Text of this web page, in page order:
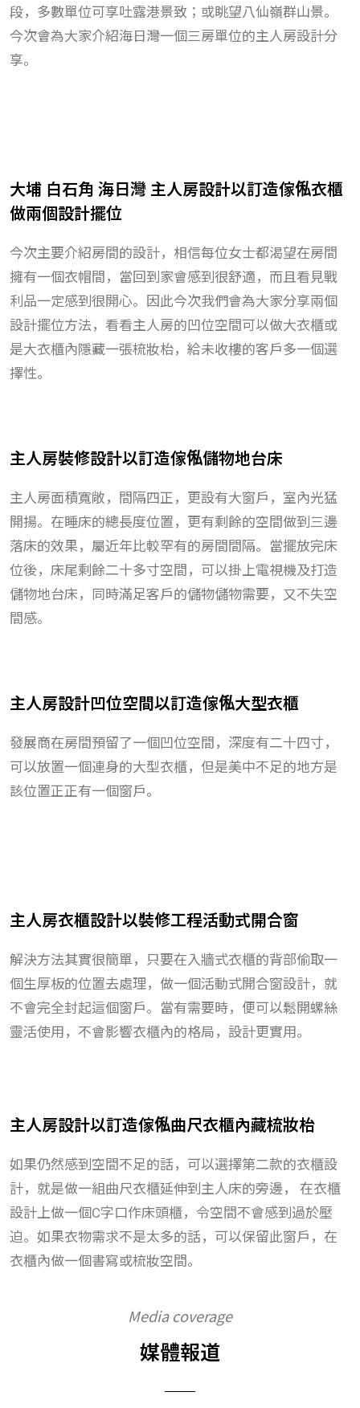
段，多數單位可享吐露港景致；或眺望八仙嶺群山景。
今次會為大家介紹海日灣一個三房單位的主人房設計分
享。
大埔 白石角 海日灣 主人房設計以訂造傢俬衣櫃
做兩個設計擺位
今次主要介紹房間的設計，相信每位女士都渴望在房間
擁有一個衣帽間，當回到家會感到很舒適，而且看見戰
利品一定感到很開心。因此今次我們會為大家分享兩個
設計擺位方法，看看主人房的凹位空間可以做大衣櫃或
是大衣櫃內隱藏一張梳妝枱，給未收樓的客戶多一個選
擇性。
主人房裝修設計以訂造傢俬儲物地台床
主人房面積寬敞，間隔四正，更設有大窗戶，室內光猛
開揚。在睡床的總長度位置，更有剩餘的空間做到三邊
落床的效果，屬近年比較罕有的房間間隔。當擺放完床
位後，床尾剩餘二十多寸空間，可以掛上電視機及打造
儲物地台床，同時滿足客戶的儲物儲物需要，又不失空
間感。
主人房設計凹位空間以訂造傢俬大型衣櫃
發展商在房間預留了一個凹位空間，深度有二十四寸，
可以放置一個連身的大型衣櫃，但是美中不足的地方是
該位置正正有一個窗戶。
主人房衣櫃設計以裝修工程活動式開合窗
解決方法其實很簡單，只要在入牆式衣櫃的背部偷取一
個生厚板的位置去處理，做一個活動式開合窗設計，就
不會完全封起這個窗戶。當有需要時，便可以鬆開螺絲
靈活使用，不會影響衣櫃內的格局，設計更實用。
主人房設計以訂造傢俬曲尺衣櫃內藏梳妝枱
如果仍然感到空間不足的話，可以選擇第二款的衣櫃設
計，就是做一組曲尺衣櫃延伸到主人床的旁邊， 在衣櫃
設計上做一個C字口作床頭櫃，令空間不會感到過於壓
迫。如果衣物需求不是太多的話，可以保留此窗戶，在
衣櫃內做一個書寫或梳妝空間。
Media coverage
媒體報道